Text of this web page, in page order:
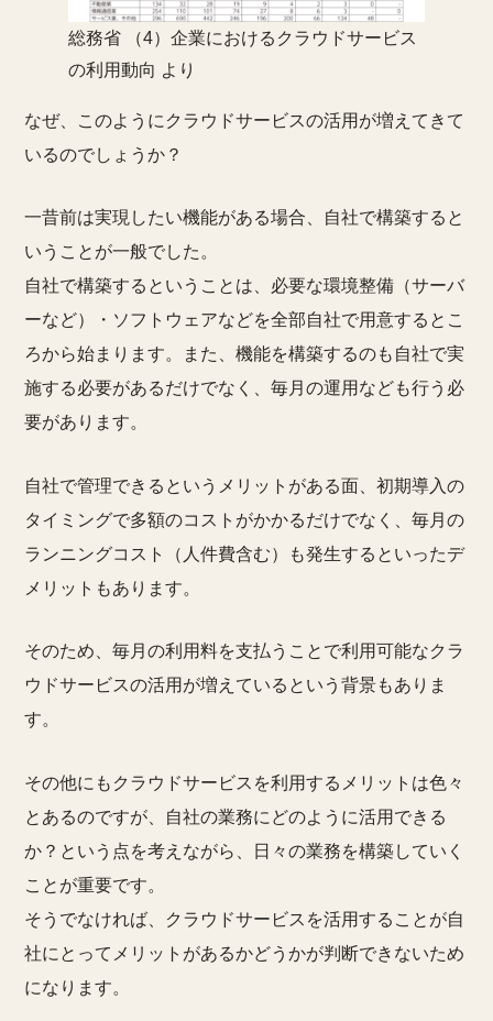
総務省 （4）企業におけるクラウドサービス
の利用動向 より
なぜ、このようにクラウドサービスの活用が増えてきて
いるのでしょうか？
一昔前は実現したい機能がある場合、自社で構築すると
いうことが一般でした。
自社で構築するということは、必要な環境整備（サーバ
ーなど）・ソフトウェアなどを全部自社で用意するとこ
ろから始まります。また、機能を構築するのも自社で実
施する必要があるだけでなく、毎月の運用なども行う必
要があります。
自社で管理できるというメリットがある面、初期導入の
タイミングで多額のコストがかかるだけでなく、毎月の
ランニングコスト（人件費含む）も発生するといったデ
メリットもあります。
そのため、毎月の利用料を支払うことで利用可能なクラ
ウドサービスの活用が増えているという背景もありま
す。
その他にもクラウドサービスを利用するメリットは色々
とあるのですが、自社の業務にどのように活用できる
か？という点を考えながら、日々の業務を構築していく
ことが重要です。
そうでなければ、クラウドサービスを活用することが自
社にとってメリットがあるかどうかが判断できないため
になります。